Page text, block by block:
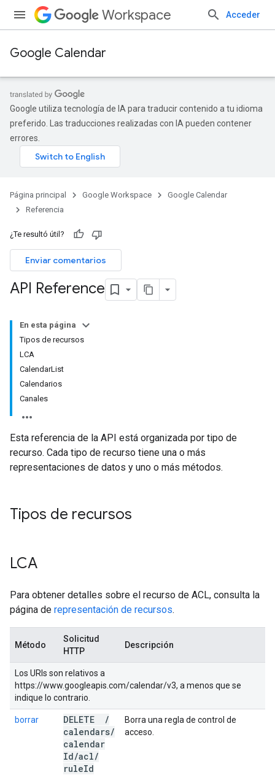
Workspace Acceder
Google Calendar
Google utiliza tecnología de IA para traducir contenido a tu idioma
preferido. Las traducciones realizadas con IA pueden contener
errores.
Página principal Google Workspace
Google Calendar
Referencia
¿Te resultó útil?
Enviar comentarios
API Reference
En esta página
Tipos de recursos
LCA
CalendarList
Calendarios
Canales
Esta referencia de la API está organizada por tipo de
recurso. Cada tipo de recurso tiene una o más
representaciones de datos y uno o más métodos.
Tipos de recursos
LCA
Para obtener detalles sobre el recurso de ACL, consulta la
página de representación de recursos.
Método
Solicitud
HTTP
Descripción
Los URIs son relativos a
https://www.googleapis.com/calendar/v3, a menos que se
indique lo contrario.
borrar DELETE
/
calendars/
calendar
Id/acl/
ruleId
Borra una regla de control de
acceso.